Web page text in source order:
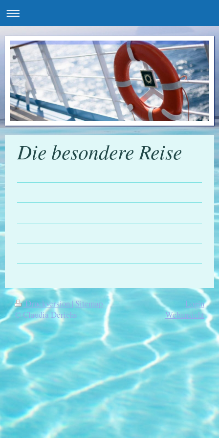
Die besondere Reise
Druckversion|Sitemap
© Claudia Derichs
Login
Webansicht